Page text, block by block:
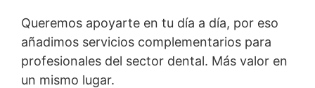
Queremos apoyarte en tu día a día, por eso
añadimos servicios complementarios para
profesionales del sector dental. Más valor en
un mismo lugar.